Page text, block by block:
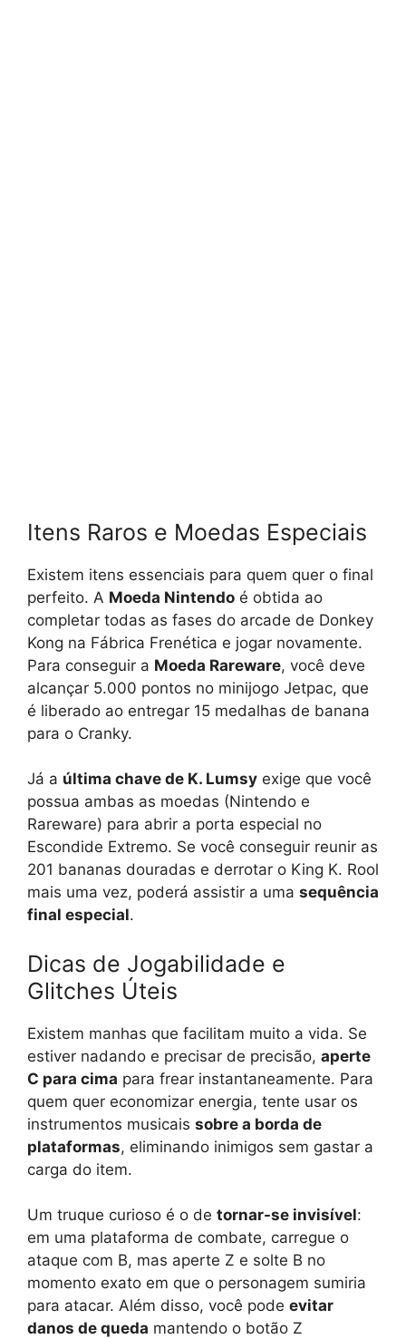
Itens Raros e Moedas Especiais
Existem itens essenciais para quem quer o final
perfeito. A Moeda Nintendo é obtida ao
completar todas as fases do arcade de Donkey
Kong na Fábrica Frenética e jogar novamente.
Para conseguir a Moeda Rareware, você deve
alcançar 5.000 pontos no minijogo Jetpac, que
é liberado ao entregar 15 medalhas de banana
para o Cranky.
Já a última chave de K. Lumsy exige que você
possua ambas as moedas (Nintendo e
Rareware) para abrir a porta especial no
Escondide Extremo. Se você conseguir reunir as
201 bananas douradas e derrotar o King K. Rool
mais uma vez, poderá assistir a uma sequência
final especial.
Dicas de Jogabilidade e
Glitches Úteis
Existem manhas que facilitam muito a vida. Se
estiver nadando e precisar de precisão, aperte
C para cima para frear instantaneamente. Para
quem quer economizar energia, tente usar os
instrumentos musicais sobre a borda de
plataformas, eliminando inimigos sem gastar a
carga do item.
Um truque curioso é o de tornar-se invisível:
em uma plataforma de combate, carregue o
ataque com B, mas aperte Z e solte B no
momento exato em que o personagem sumiria
para atacar. Além disso, você pode evitar
danos de queda mantendo o botão Z